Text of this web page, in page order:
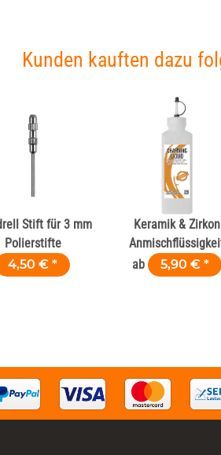
Kunden kauften dazu
Stift für 3 mm
Polierstifte
4,50 € *
Keramik & Zirkon
ab
5,90 € *